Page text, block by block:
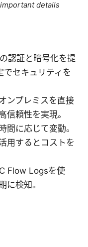
details
認証と暗号化を提
セキュリティを
ンプレミスを直接
信頼性を実現。
間に応じて変動。
用するとコストを
Flow Logsを使
に検知。